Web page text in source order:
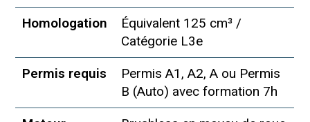
Homologation
Équivalent 125 cm³ /
Catégorie L3e
Permis requis
Permis A1, A2, A ou Permis
B (Auto) avec formation 7h